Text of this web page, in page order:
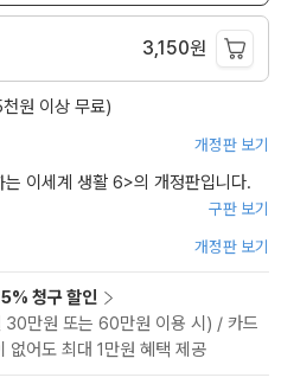
3,150원
원 이상 무료)
개정판 보기
이세계 생활 6>의 개정판입니다.
구판 보기
개정판 보기
청구 할인
30만원 또는 60만원 이용 시) / 카드
없어도 최대 1만원 혜택 제공